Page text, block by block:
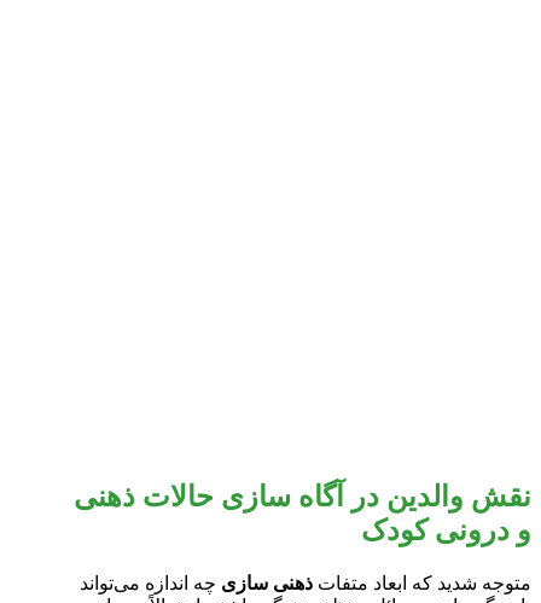
نقش والدین در آگاه سازی حالات ذهنی
و درونی کودک
متوجه شدید که ابعاد متفات ذهنی سازی چه اندازه می‌تواند